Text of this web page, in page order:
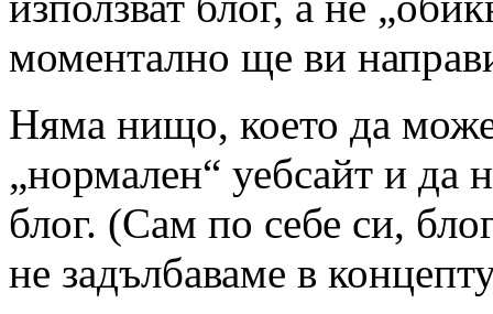
моментално ще ви
Няма нищо, което да
„нормален“ уебсайт и да
блог. (Сам по себе си,
не задълбаваме в